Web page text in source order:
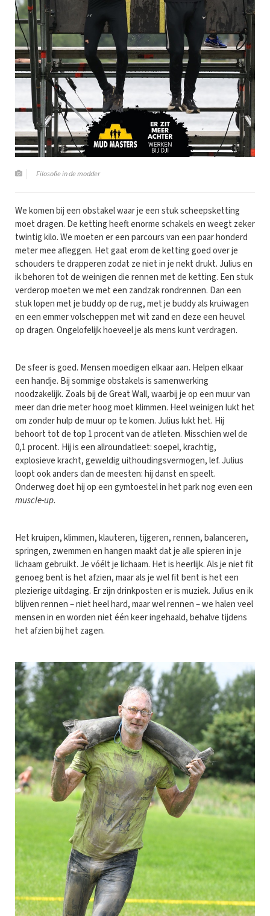
Filosofie in de modder
We komen bij een obstakel waar je een stuk scheepsketting
moet dragen. De ketting heeft enorme schakels en weegt zeker
twintig kilo. We moeten er een parcours van een paar honderd
meter mee afleggen. Het gaat erom de ketting goed over je
schouders te drapperen zodat ze niet in je nekt drukt. Julius en
ik behoren tot de weinigen die rennen met de ketting. Een stuk
verderop moeten we met een zandzak rondrennen. Dan een
stuk lopen met je buddy op de rug, met je buddy als kruiwagen
en een emmer volscheppen met wit zand en deze een heuvel
op dragen. Ongelofelijk hoeveel je als mens kunt verdragen.
De sfeer is goed. Mensen moedigen elkaar aan. Helpen elkaar
een handje. Bij sommige obstakels is samenwerking
noodzakelijk. Zoals bij de Great Wall, waarbij je op een muur van
meer dan drie meter hoog moet klimmen. Heel weinigen lukt het
om zonder hulp de muur op te komen. Julius lukt het. Hij
behoort tot de top 1 procent van de atleten. Misschien wel de
0,1 procent. Hij is een allroundatleet: soepel, krachtig,
explosieve kracht, geweldig uithoudingsvermogen, lef. Julius
loopt ook anders dan de meesten: hij danst en speelt.
Onderweg doet hij op een gymtoestel in het park nog even een
muscle-up.
Het kruipen, klimmen, klauteren, tijgeren, rennen, balanceren,
springen, zwemmen en hangen maakt dat je alle spieren in je
lichaam gebruikt. Je vóélt je lichaam. Het is heerlijk. Als je niet fit
genoeg bent is het afzien, maar als je wel fit bent is het een
plezierige uitdaging. Er zijn drinkposten er is muziek. Julius en ik
blijven rennen – niet heel hard, maar wel rennen – we halen veel
mensen in en worden niet één keer ingehaald, behalve tijdens
het afzien bij het zagen.